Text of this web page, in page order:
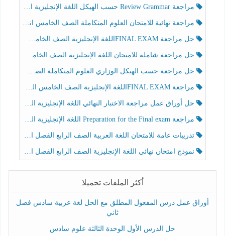
مراجعة Review Grammar حسب الهيكل اللغة الإنجليزية الصف الخامس الفصل الثالث
مراجعة نهائية للامتحان العلوم المتكاملة الصف الخامس انسبير الفصل الثالث
حل مراجعة FINAL EXAMاللغة الإنجليزية الصف الخامس الفصل الثالث
حل مراجعة شاملة للامتحان اللغة الإنجليزية الصف الخامس الفصل الثالث
حل مراجعة حسب الهيكل الوزاري العلوم المتكاملة الصف الخامس عام الفصل الثالث
مراجعة FINAL EXAMاللغة الإنجليزية الصف الخامس الفصل الثالث
حل أوراق عمل مراجعة الاختبار النهائي اللغة الإنجليزية الصف الرابع الفصل الثالث
مراجعة Preparation for the Final exam اللغة الإنجليزية الصف الرابع الفصل الثالث
تدريبات عامة للامتحان اللغة العربية الصف الرابع الفصل الثالث
نموذج امتحان نهائي اللغة الإنجليزية الصف الرابع الفصل الثالث
أكثر الملفات تحميلا
أوراق عمل درس المفعول المطلق مع الحل لغة عربية سادس فصل
ثاني
حل الدرس الأول الوحدة الثالثة علوم سادس